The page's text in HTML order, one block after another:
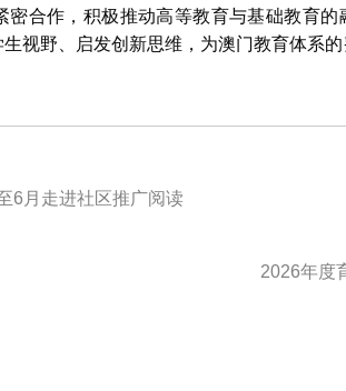
密合作，积极推动高等教育与基础教育的
视野、启发创新思维，为澳门教育体系
6月走进社区推广阅读
2026年度